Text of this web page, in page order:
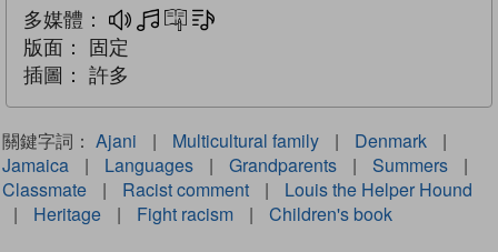
多媒體： 多媒體互動練習
版面：
固定
插圖：
許多
關鍵字詞： Ajani | Multicultural family | Denmark
|
Jamaica
| Languages | Grandparents | Summers
|
Classmate
| Racist comment |
Louis the Helper Hound
|
Heritage | Fight racism | Children's book